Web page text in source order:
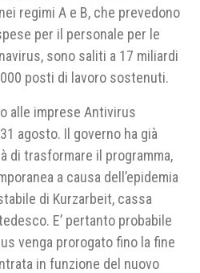
regimi A e B, che prevedono
per il personale per le
sono saliti a 17 miliardi
posti di lavoro sostenuti.
alle imprese Antivirus
agosto. Il governo ha già
di trasformare il programma,
a causa dell’epidemia
di Kurzarbeit, cassa
E’ pertanto probabile
venga prorogato fino la fine
in funzione del nuovo